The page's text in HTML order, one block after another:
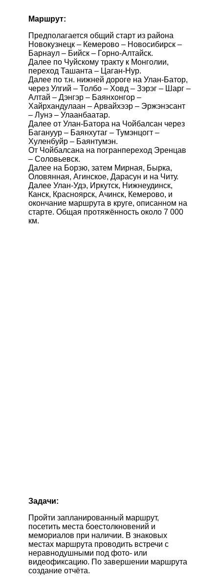
Маршрут:
Предполагается общий старт из района
Новокузнецк – Кемерово – Новосибирск –
Барнаул – Бийск – Горно-Алтайск.
Далее по Чуйскому тракту к Монголии,
переход Ташанта – Цаган-Нур.
Далее по т.н. нижней дороге на Улан-Батор,
через Улгий – Толбо – Ховд – Зэрэг – Шарг –
Алтай – Дэнгэр – Баянхонгор –
Хайрхандулаан – Арвайхээр – Эржэнэсант
– Лунэ – Улаанбаатар.
Далее от Улан-Батора на Чойбалсан через
Багануур – Баянхутаг – Тумэнцогт –
Хуленбуйр – Баянтумэн.
От Чойбалсана на погранпереход Эренцав
– Соловьевск.
Далее на Борзю, затем Мирная, Бырка,
Оловянная, Агинское, Дарасун и на Читу.
Далее Улан-Удэ, Иркутск, Нижнеудинск,
Канск, Красноярск, Ачинск, Кемерово, и
окончание маршрута в круге, описанном на
старте. Общая протяжённость около 7 000
км.
Задачи:
Пройти запланированный маршрут,
посетить места боестолкновений и
мемориалов при наличии. В знаковых
местах маршрута проводить встречи с
неравнодушными под фото- или
видеофиксацию. По завершении маршрута
создание отчёта.